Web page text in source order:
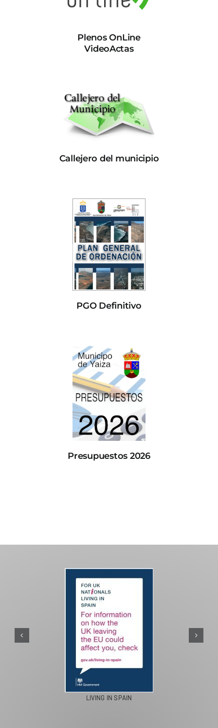
Plenos OnLine
VideoActas
Callejero del municipio
PGO Definitivo
Presupuestos 2026
PASEOS EN CAMELLO